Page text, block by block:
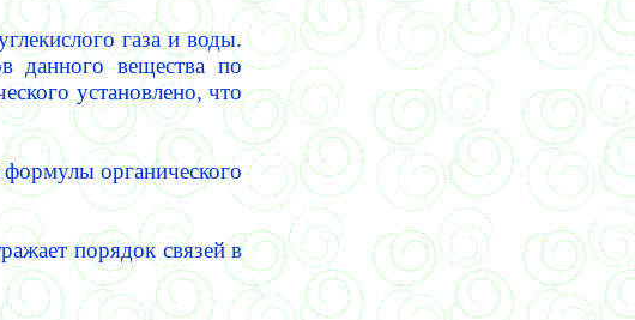
газа и воды.
данного вещества по
установлено, что
органического
порядок связей в